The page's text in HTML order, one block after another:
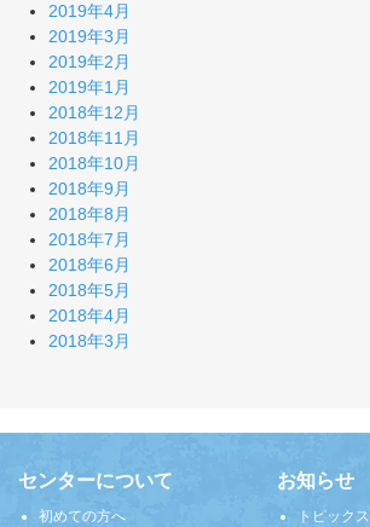
2019年4月
2019年3月
2019年2月
2019年1月
2018年12月
2018年11月
2018年10月
2018年9月
2018年8月
2018年7月
2018年6月
2018年5月
2018年4月
2018年3月
センターについて
初めての方へ
お知らせ
トピックス